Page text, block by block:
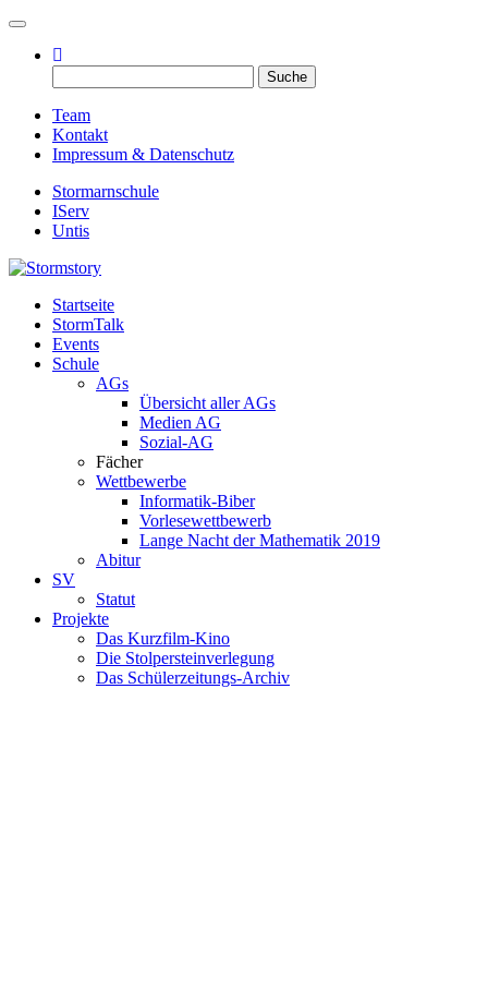
Toggle navigation
nach:
Team
Kontakt
Impressum & Datenschutz
Stormarnschule
IServ
Untis
Stormstory
Eure digitale Schülerzeitung
Startseite
StormTalk
Events
Schule
AGs
Übersicht aller AGs
Medien AG
Sozial-AG
Fächer
Wettbewerbe
Informatik-Biber
Vorlesewettbewerb
Lange Nacht der Mathematik 2019
Abitur
SV
Statut
Projekte
Das Kurzfilm-Kino
Die Stolpersteinverlegung
Das Schülerzeitungs-Archiv